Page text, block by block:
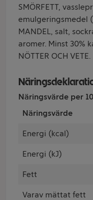
SMÖRFETT,
emulgeringsmedel
MANDEL, salt,
aromer. Minst 30%
NÖTTER OCH VETE.
Näringsvärde per
Näringsvärde
Energi (kcal)
Energi (kJ)
Fett
Varav mättat fett